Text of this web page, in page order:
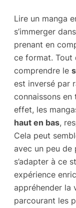
Lire un manga
s’immerger
prenant en
ce format. Tout
comprendre le
est inversé par
connaissons en
effet, les
haut en bas,
Cela peut
avec un peu de
s’adapter à ce
expérience
appréhender la
parcourant les